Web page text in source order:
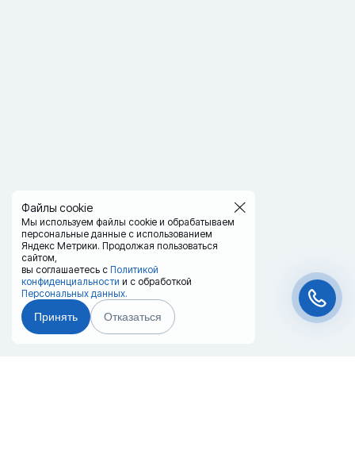
Файлы cookie
Мы используем файлы cookie и обрабатываем
персональные данные с использованием
Яндекс Метрики. Продолжая пользоваться
сайтом,
вы соглашаетесь с Политикой
конфиденциальности и с обработкой
Персональных данных.
Принять Отказаться